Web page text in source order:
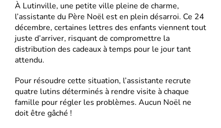
À Lutinville, une petite ville pleine de charme,
l’assistante du Père Noël est en plein désarroi. Ce 24
décembre, certaines lettres des enfants viennent tout
juste d’arriver, risquant de compromettre la
distribution des cadeaux à temps pour le jour tant
attendu.
Pour résoudre cette situation, l’assistante recrute
quatre lutins déterminés à rendre visite à chaque
famille pour régler les problèmes. Aucun Noël ne
doit être gâché !